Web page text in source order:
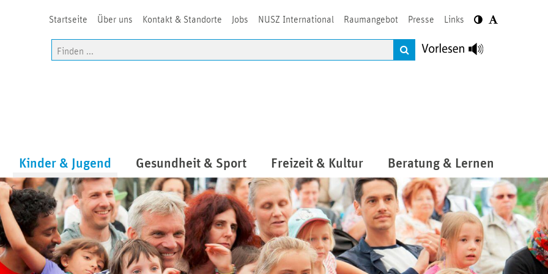
Startseite Über uns Kontakt & Standorte Jobs NUSZ International Raumangebot Presse Links
Kinder & Jugend Gesundheit & Sport Freizeit & Kultur Beratung & Lernen